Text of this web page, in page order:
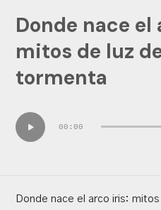
Donde nace
mitos de luz
tormenta
Audio
Player
00:00
Donde nace el arco iris: